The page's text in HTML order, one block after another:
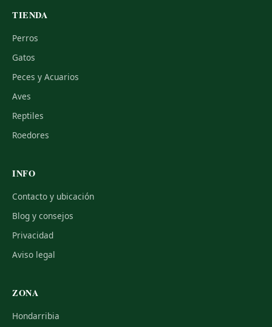
TIENDA
Perros
Gatos
Peces y Acuarios
Aves
Reptiles
Roedores
INFO
Contacto y ubicación
Blog y consejos
Privacidad
Aviso legal
ZONA
Hondarribia